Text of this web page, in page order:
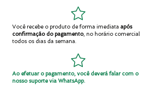
Você recebe o produto de forma imediata após
confirmação do pagamento, no horário comercial
todos os dias da semana.
Ao efetuar o pagamento, você deverá falar com o
nosso suporte via WhatsApp.